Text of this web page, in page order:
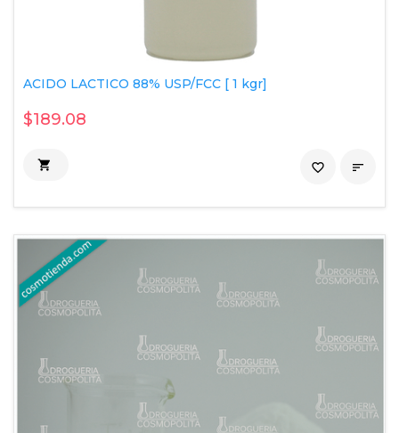
ACIDO LACTICO 88% USP/FCC [ 1 kgr]
$189.08
 
favorite_border